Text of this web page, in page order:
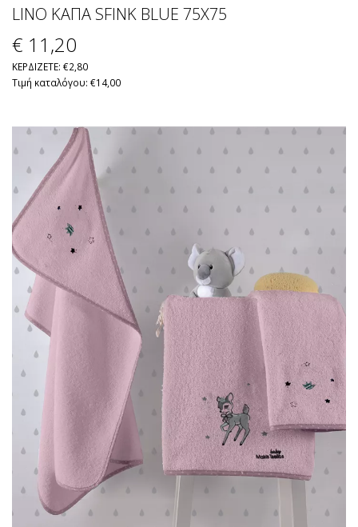
LINO ΚΑΠΑ SFINK BLUE 75X75
€ 11 ,20
ΚΕΡΔΙΖΕΤΕ: €2,80
Τιμή καταλόγου: €14,00